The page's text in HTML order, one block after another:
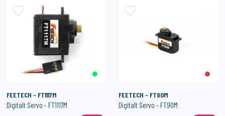
FEETECH - FT1117M
Digitalt Servo - FT1117M
FEETECH - FT90M
Digitalt Servo - FT90M